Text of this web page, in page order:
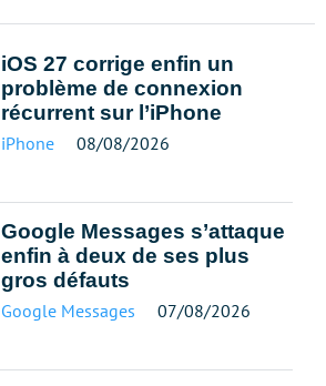
iOS 27 corrige enfin un
problème de connexion
récurrent sur l’iPhone
iPhone 08/08/2026
Google Messages s’attaque
enfin à deux de ses plus
gros défauts
Google Messages 07/08/2026